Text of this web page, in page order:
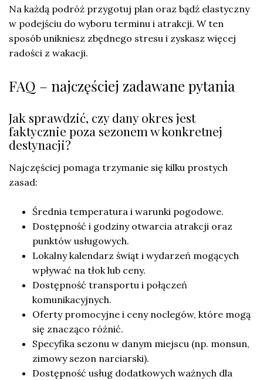
Na każdą podróż przygotuj plan oraz bądź elastyczny
w podejściu do wyboru terminu i atrakcji. W ten
sposób unikniesz zbędnego stresu i zyskasz więcej
radości z wakacji.
FAQ – najczęściej zadawane pytania
Jak sprawdzić, czy dany okres jest
faktycznie poza sezonem w konkretnej
destynacji?
Najczęściej pomaga trzymanie się kilku prostych
zasad:
Średnia temperatura i warunki pogodowe.
Dostępność i godziny otwarcia atrakcji oraz
punktów usługowych.
Lokalny kalendarz świąt i wydarzeń mogących
wpływać na tłok lub ceny.
Dostępność transportu i połączeń
komunikacyjnych.
Oferty promocyjne i ceny noclegów, które mogą
się znacząco różnić.
Specyfika sezonu w danym miejscu (np. monsun,
zimowy sezon narciarski).
Dostępność usług dodatkowych ważnych dla